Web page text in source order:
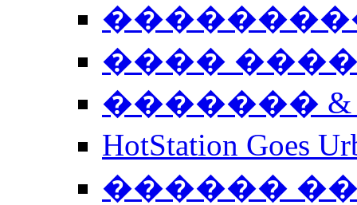
����
�������
HotStation
������